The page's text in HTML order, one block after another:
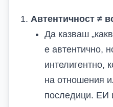
Автентичност ≠
Да казваш
е автентично,
интелигентно,
на отношения
последици. ЕИ